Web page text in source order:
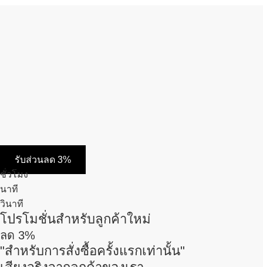
รับส่วนลด 3%
ชั่วโมง
นาที
วินาที
โปรโมชั่นสำหรับลูกค้าใหม่
ลด 3%
"สำหรับการสั่งซื้อครั้งแรกเท่านั้น"